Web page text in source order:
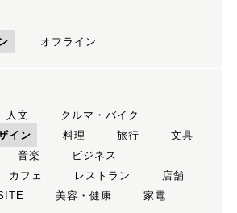
オフライン
人文
クルマ・バイク
イン 料理 旅行
文具
音楽
ビジネス
カフェ レストラン
店舗
美容・健康
家電